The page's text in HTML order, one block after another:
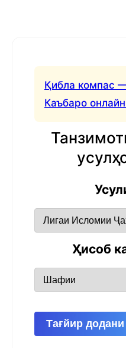
Қибла компас
Каъбаро
Ҳисоб
Тағйир